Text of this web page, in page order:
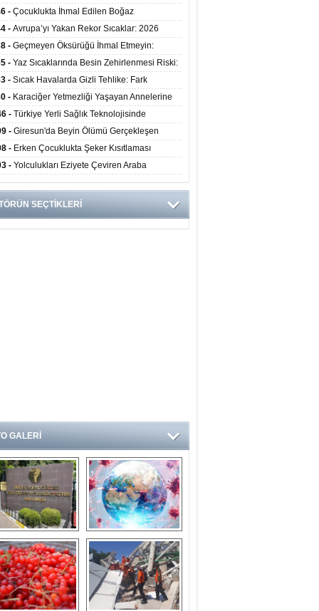
Zihinsel ve Fiziksel Sağlığı Koruyor
- Çocuklukta İhmal Edilen Boğaz
İleride Kalp Kapağını Bozabiliyor
- Avrupa’yı Yakan Rekor Sıcaklar: 2026
Ayında 10 Binden Fazla Can Kaybı
- Geçmeyen Öksürüğü İhmal Etmeyin:
Korunarak Tümörden Kurtuldu
- Yaz Sıcaklarında Besin Zehirlenmesi Riski:
Kalan Gıdalara Dikkat
- Sıcak Havalarda Gizli Tehlike: Fark
Sıvı Kaybı Organları Tehdit Ediyor
- Karaciğer Yetmezliği Yaşayan Annelerine
Hayat Veren Doku Nakli
- Türkiye Yerli Sağlık Teknolojisinde
40 Ülkeye Solunum Cihazı İhraç Ediliyor
- Giresun'da Beyin Ölümü Gerçekleşen
Organları 4 Hastaya Yaşam Umudu Oldu
- Erken Çocuklukta Şeker Kısıtlaması
Riskini Yüzde 23 Azaltıyor
- Yolculukları Eziyete Çeviren Araba
Karşı Etkili Önlemler
SEÇTİKLERİ
GALERİ
burası da bir
devlet hastanesi
14 soruda
Koronavirüs
hakkında kendinizi
test edin...